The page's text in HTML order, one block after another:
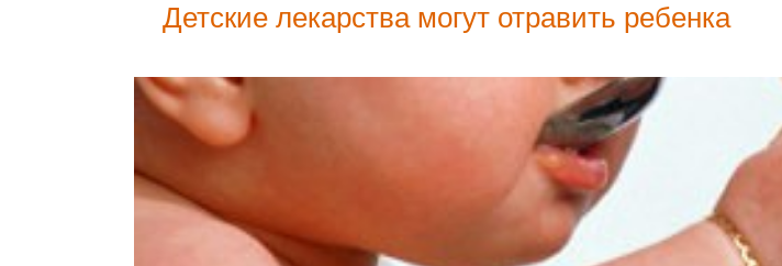
Детские лекарства могут отравить ребенка